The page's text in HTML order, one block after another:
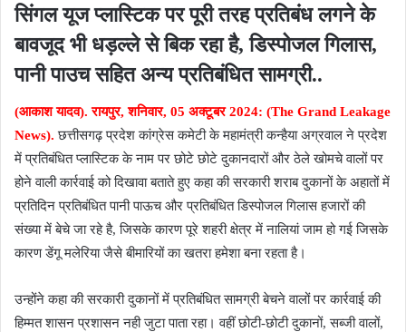
सिंगल यूज प्लास्टिक पर पूरी तरह प्रतिबंध लगने के
बावजूद भी धड़ल्ले से बिक रहा है, डिस्पोजल गिलास,
पानी पाउच सहित अन्य प्रतिबंधित सामग्री..
(आकाश यादव). रायपुर, शनिवार, 05 अक्टूबर 2024: (The Grand Leakage
News). छत्तीसगढ़‌ प्रदेश कांग्रेस कमेटी के महामंत्री कन्हैया अग्रवालने प्रदेश
में प्रतिबंधित प्लास्टिक के नाम पर छोटे छोटे दुकानदारों और ठेले खोमचे वालों पर
होने वाली कार्रवाई को दिखावा बताते हुए कहा की सरकारी शराब दुकानों के अहातों में
प्रतिदिन प्रतिबंधित पानी पाऊच और प्रतिबंधित डिस्पोजल गिलास हजारों की
संख्या में बेचे जा रहे है, जिसके कारण पूरे शहरी क्षेत्र में नालियां जाम हो गई जिसके
कारण डेंगू मलेरिया जैसे बीमारियों का खतरा हमेशा बना रहता है।
उन्होंने कहा की सरकारी दुकानों में प्रतिबंधित सामग्री बेचने वालों पर कार्रवाई की
हिम्मत शासन प्रशासन नही जुटा पाता रहा। वहीं छोटी-छोटी दुकानों, सब्जी वालों,